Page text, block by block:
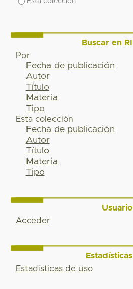
Buscar en RI
Por
Fecha de publicación
Autor
Título
Materia
Tipo
Esta colección
Fecha de publicación
Autor
Título
Materia
Tipo
Usuario
Acceder
Estadísticas
Estadísticas de uso